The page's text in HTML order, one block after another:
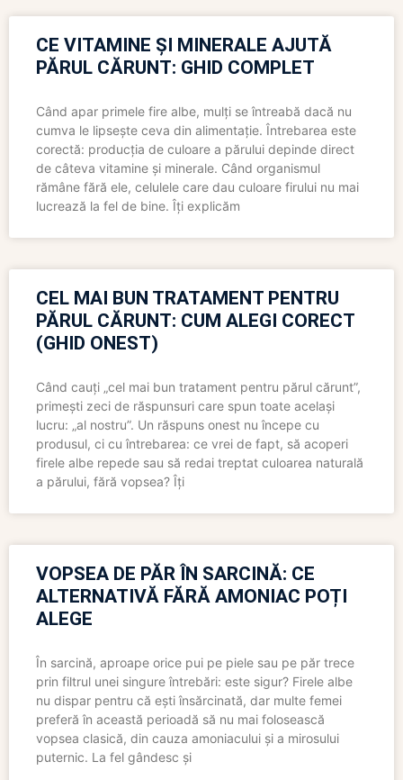
CE VITAMINE ȘI MINERALE AJUTĂ
PĂRUL CĂRUNT: GHID COMPLET
Când apar primele fire albe, mulți se întreabă dacă nu
cumva le lipsește ceva din alimentație. Întrebarea este
corectă: producția de culoare a părului depinde direct
de câteva vitamine și minerale. Când organismul
rămâne fără ele, celulele care dau culoare firului nu mai
lucrează la fel de bine. Îți explicăm
CEL MAI BUN TRATAMENT PENTRU
PĂRUL CĂRUNT: CUM ALEGI CORECT
(GHID ONEST)
Când cauți „cel mai bun tratament pentru părul cărunt”,
primești zeci de răspunsuri care spun toate același
lucru: „al nostru”. Un răspuns onest nu începe cu
produsul, ci cu întrebarea: ce vrei de fapt, să acoperi
firele albe repede sau să redai treptat culoarea naturală
a părului, fără vopsea? Îți
VOPSEA DE PĂR ÎN SARCINĂ: CE
ALTERNATIVĂ FĂRĂ AMONIAC POȚI
ALEGE
În sarcină, aproape orice pui pe piele sau pe păr trece
prin filtrul unei singure întrebări: este sigur? Firele albe
nu dispar pentru că ești însărcinată, dar multe femei
preferă în această perioadă să nu mai folosească
vopsea clasică, din cauza amoniacului și a mirosului
puternic. La fel gândesc și